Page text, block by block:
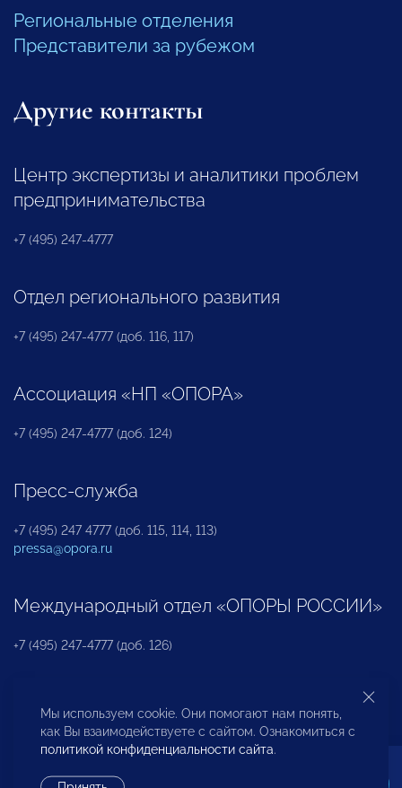
Региональные отделения
Представители за рубежом
Другие контакты
Центр экспертизы и аналитики проблем
предпринимательства
+7 (495) 247-4777
Отдел регионального развития
+7 (495) 247-4777 (доб. 116, 117)
Ассоциация «НП «ОПОРА»
+7 (495) 247-4777 (доб. 124)
Пресс-служба
+7 (495) 247 4777 (доб. 115, 114, 113)
pressa@opora.ru
Международный отдел «ОПОРЫ РОССИИ»
+7 (495) 247-4777 (доб. 126)
Бюро по защите прав предпринимателей и
инвесторов
Мы используем cookie. Они помогают нам понять,
как Вы взаимодействуете с сайтом. Ознакомиться с
политикой конфиденциальности сайта.